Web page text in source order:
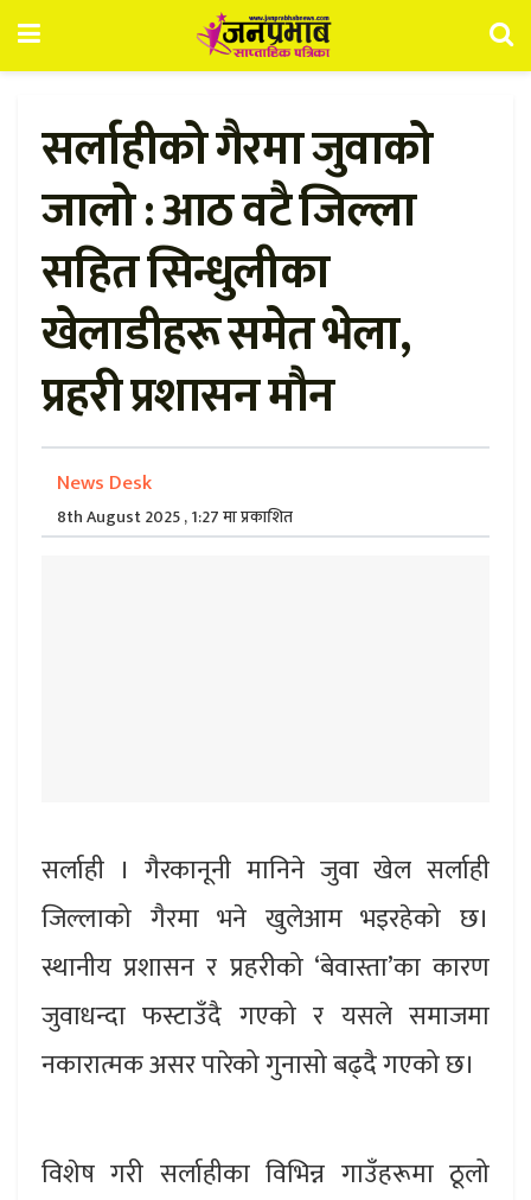
सर्लाहीको गैरमा जुवाको
जालो : आठ वटै जिल्ला
सहित सिन्धुलीका
खेलाडीहरू समेत भेला,
प्रहरी प्रशासन मौन
News Desk
8th August 2025 , 1:27 मा प्रकाशित
सर्लाही । गैरकानूनी मानिने जुवा खेल सर्लाही
जिल्लाको गैरमा भने खुलेआम भइरहेको छ।
स्थानीय प्रशासन र प्रहरीको ‘बेवास्ता’का कारण
जुवाधन्दा फस्टाउँदै गएको र यसले समाजमा
नकारात्मक असर पारेको गुनासो बढ्दै गएको छ।
विशेष गरी सर्लाहीका विभिन्न गाउँहरूमा ठूलो